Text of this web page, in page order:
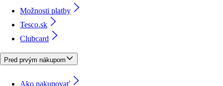
Možnosti platby
Tesco.sk
Clubcard
Pred prvým nákupom
Ako nakupovať